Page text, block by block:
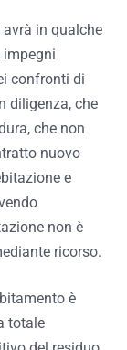
in qualche
impegni
confronti di
diligenza, che
che non
nuovo
e
non è
ricorso.
è
totale